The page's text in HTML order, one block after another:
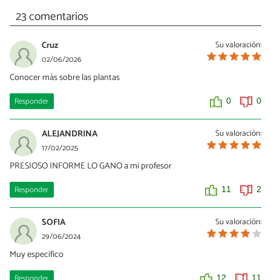
23 comentarios
Su valoración:
Cruz
02/06/2026
Conocer más sobre las plantas
Responder 0 0
Su valoración:
ALEJANDRINA
17/02/2025
PRESIOSO INFORME LO GANO a mi profesor
Responder 11 2
Su valoración:
SOFIA
29/06/2024
Muy especifico
12 11